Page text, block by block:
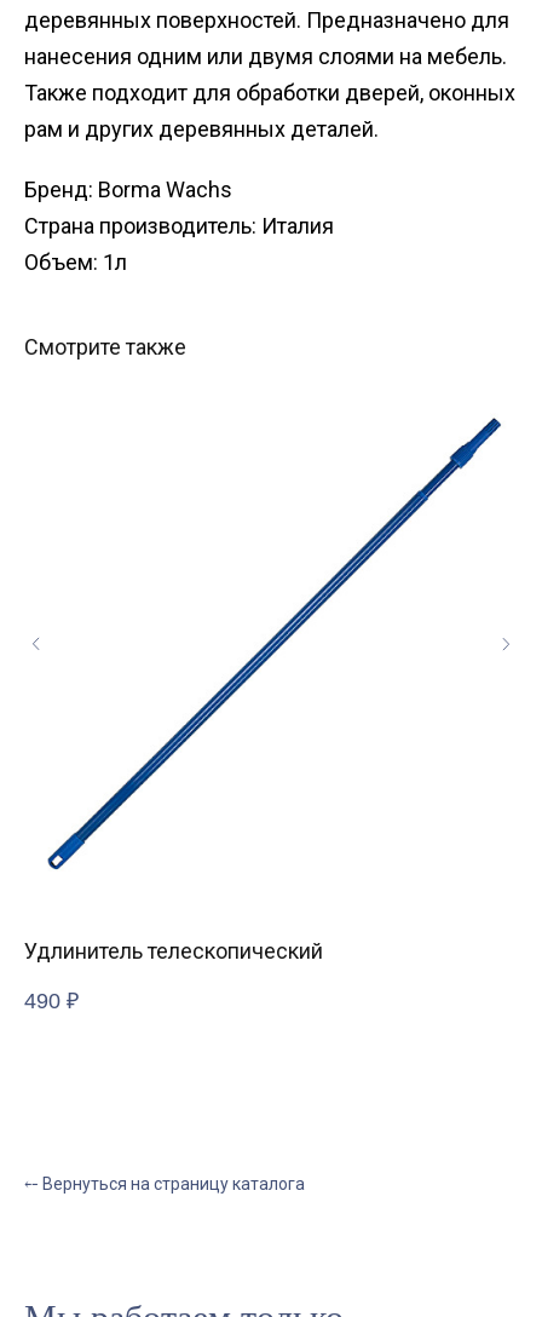
деревянных поверхностей. Предназначено для
нанесения одним или двумя слоями на мебель.
Также подходит для обработки дверей, оконных
рам и других деревянных деталей.
Бренд: Borma Wachs
Страна производитель: Италия
Объем: 1л
Смотрите также
Удлинитель телескопический
490 ₽
⤌ Вернуться на страницу каталога